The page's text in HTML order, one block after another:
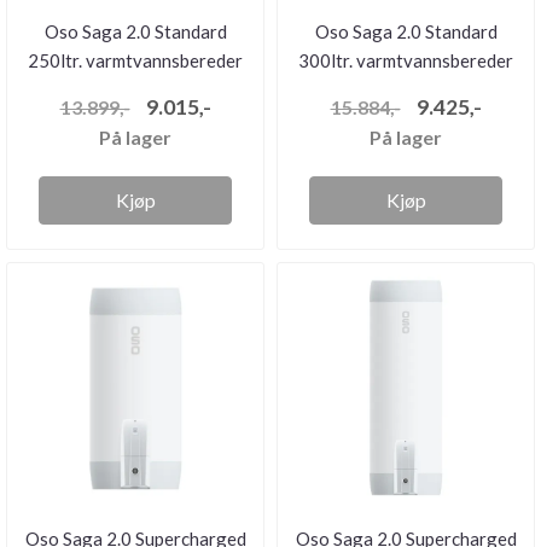
Oso Saga 2.0 Standard
250ltr. varmtvannsbereder
13.899,- 9.015,-
På lager
Kjøp
Oso Saga 2.0 Standard
300ltr. varmtvannsbereder
15.884,- 9.425,-
På lager
Kjøp
Oso Saga 2.0 Supercharged
Oso Saga 2.0 Supercharged